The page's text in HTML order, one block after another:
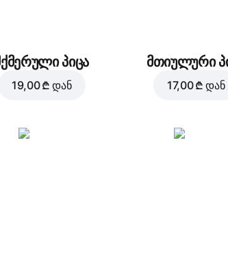
პიცა
19,00 ₾ დან
მთიულური
17,00 ₾ დან